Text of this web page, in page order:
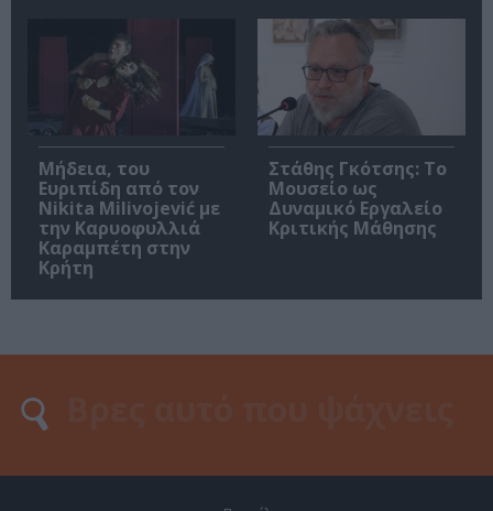
Μήδεια, του
Ευριπίδη από τον
Nikita Milivojević με
την Καρυοφυλλιά
Καραμπέτη στην
Κρήτη
Στάθης Γκότσης: Το
Μουσείο ως
Δυναμικό Εργαλείο
Κριτικής Μάθησης